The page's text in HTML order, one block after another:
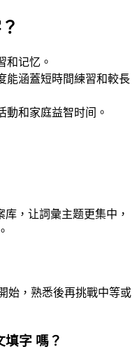
和记忆。
能涵蓋短時間練習和較長
動和家庭益智时间。
，让詞彙主题更集中，
始，熟悉後再挑戰中等或
字 嗎？